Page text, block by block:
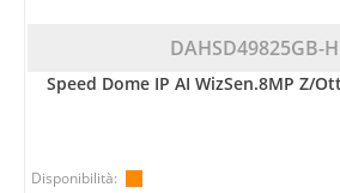
DAHSD49825GB-
Speed Dome IP AI WizSen.8MP Z/
Disponibilità: